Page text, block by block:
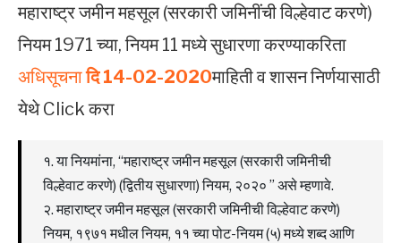
महाराष्ट्र जमीन महसूल (सरकारी जमिनींची विल्हेवाट करणे)
नियम 1971 च्या, नियम 11 मध्ये सुधारणा करण्याकरिता
अधिसूचनादि 14-02-2020माहिती व शासन निर्णयासाठी
येथे Click करा
१. या नियमांना, “महाराष्ट्र जमीन महसूल (सरकारी जमिनीची
विल्हेवाट करणे) (द्वितीय सुधारणा) नियम, २०२० ” असे म्हणावे.
२. महाराष्ट्र जमीन महसूल (सरकारी जमिनीची विल्हेवाट करणे)
नियम, १९७१ मधील नियम, ११ च्या पोट-नियम (५) मध्ये शब्द आणि